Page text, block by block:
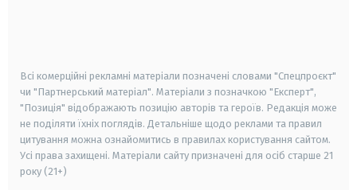
Всі комерційні рекламні матеріали позначені словами "Спецпроєкт"
чи "Партнерський матеріал". Матеріали з позначкою "Експерт",
"Позиція" відображають позицію авторів та героїв. Редакція може
не поділяти їхніх поглядів. Детальніше щодо реклами та правил
цитування можна ознайомитись в правилах користування сайтом.
Усі права захищені. Матеріали сайту призначені для осіб старше 21
року (21+)